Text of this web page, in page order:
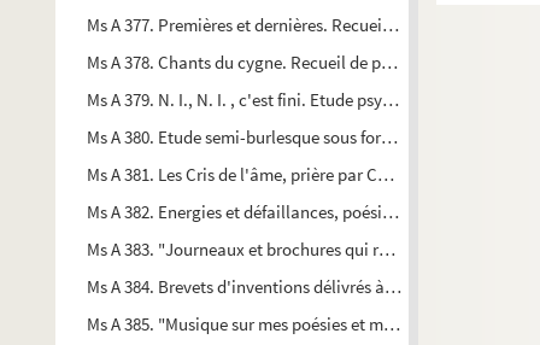
Ms A 377. Premières et dernières. Recueil de poésies par
Ms A 378. Chants du cygne. Recueil de poésies par Charles
Ms A 379. N. I., N. I. , c'est fini. Etude psychologique et
Ms A 380. Etude semi-burlesque sous forme de rapport au
Ms A 381. Les Cris de l'âme, prière par Charles Varin
Ms A 382. Energies et défaillances, poésies par Charles
Ms A 383. "Journeaux et brochures qui rendirent compte de
Ms A 384. Brevets d'inventions délivrés à Charles Varin pour
Ms A 385. "Musique sur mes poésies et morceaux dont on me